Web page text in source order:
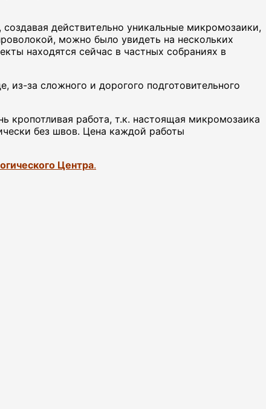
действительно уникальные микромозаики,
можно было увидеть на нескольких
находятся сейчас в частных собраниях в
за сложного и дорогого подготовительного
кропотливая работа, т.к. настоящая микромозаика
без швов. Цена каждой работы
Центра.